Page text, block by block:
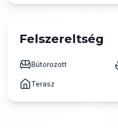
Felszereltség
Bútorozott
Terasz